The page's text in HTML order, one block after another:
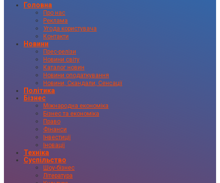
Головна
Про нас
Реклама
Угода користувача
Контакти
Новини
Прес-релізи
Новини світу
Каталог новин
Новини оподаткування
Новини, Скандали, Сенсації
Політика
Бізнес
Міжнародна економіка
Бізнес та економіка
Право
Фінанси
Інвестиції
Іновації
Техніка
Суспільство
Шоу-бізнес
Література